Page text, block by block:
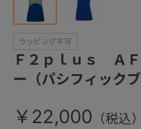
Ｆ２ｐｌｕｓ Ａ
ー（パシフィックブ
￥22,000